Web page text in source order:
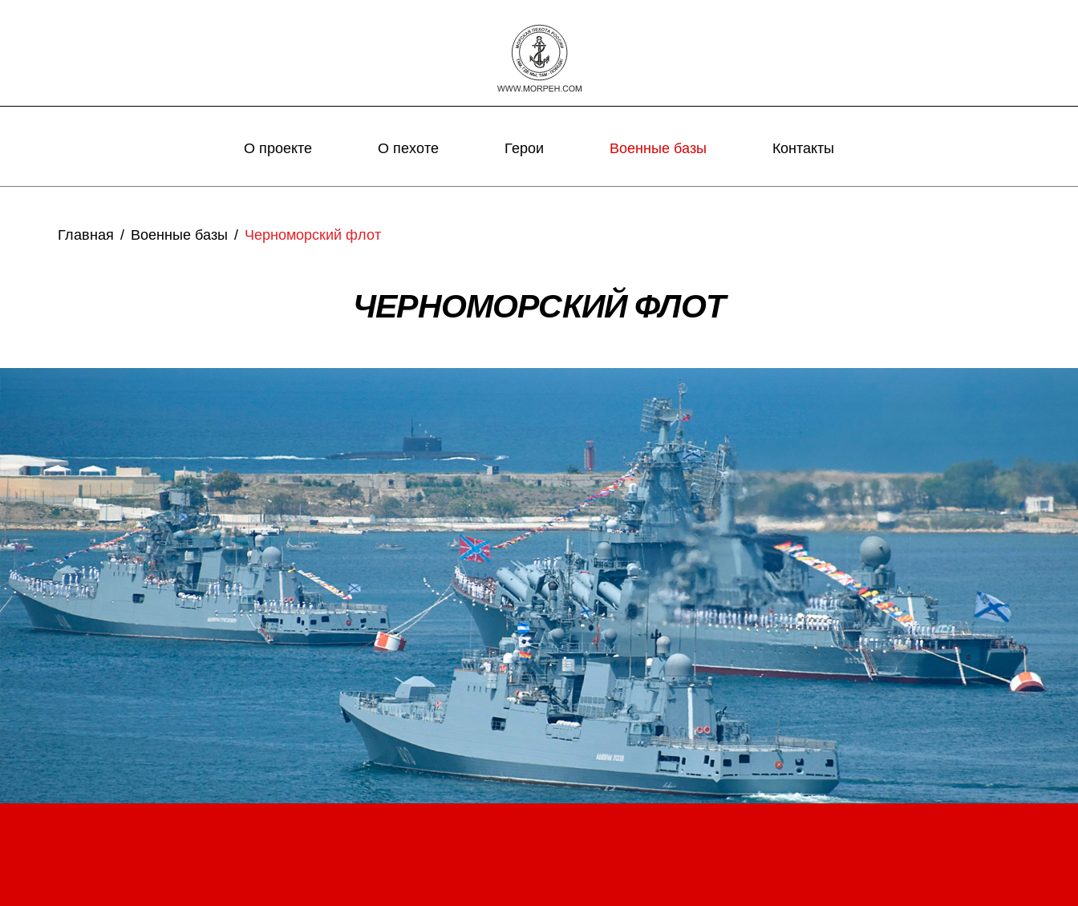
О проекте О пехоте Герои Военные базы Контакты
Главная Военные базы Черноморский флот
ЧЕРНОМОРСКИЙ ФЛОТ